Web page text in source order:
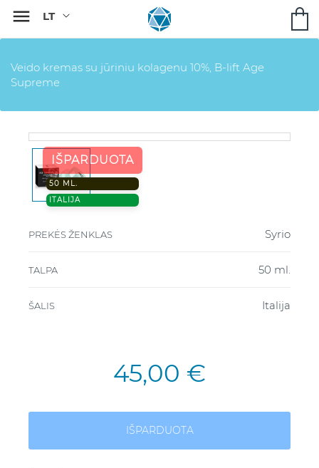

Veido kremas su jūriniu kolagenu 10%, B-lift Age
Supreme
IŠPARDUOTA
50 ML.
ITALIJA
PREKĖS ŽENKLAS Syrio
TALPA 50 ml.
ŠALIS Italija
45,00 €
IŠPARDUOTA